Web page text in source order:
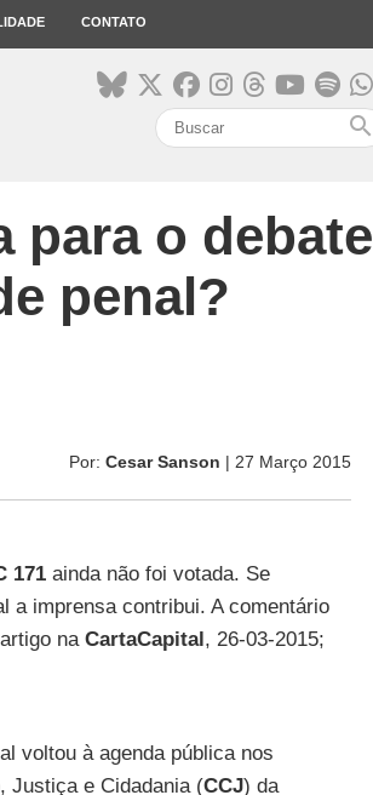
CONTATO
search
para o debate
penal?
Por: Cesar Sanson | 27 Março 2015
171ainda não foi votada. Se
a imprensa contribui. A comentário
na CartaCapital, 26-03-2015;
voltou à agenda pública nos
Justiça e Cidadania (CCJ) da